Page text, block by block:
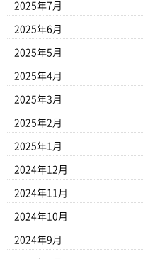
2025年7月
2025年6月
2025年5月
2025年4月
2025年3月
2025年2月
2025年1月
2024年12月
2024年11月
2024年10月
2024年9月